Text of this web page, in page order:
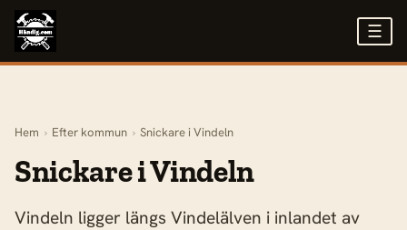
☰
Hem › Efter kommun › Snickare i Vindeln
Snickare i Vindeln
Vindeln ligger längs Vindelälven i inlandet av